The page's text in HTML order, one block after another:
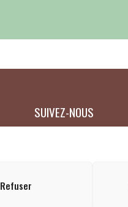
Refuser
SUIVEZ-NOUS